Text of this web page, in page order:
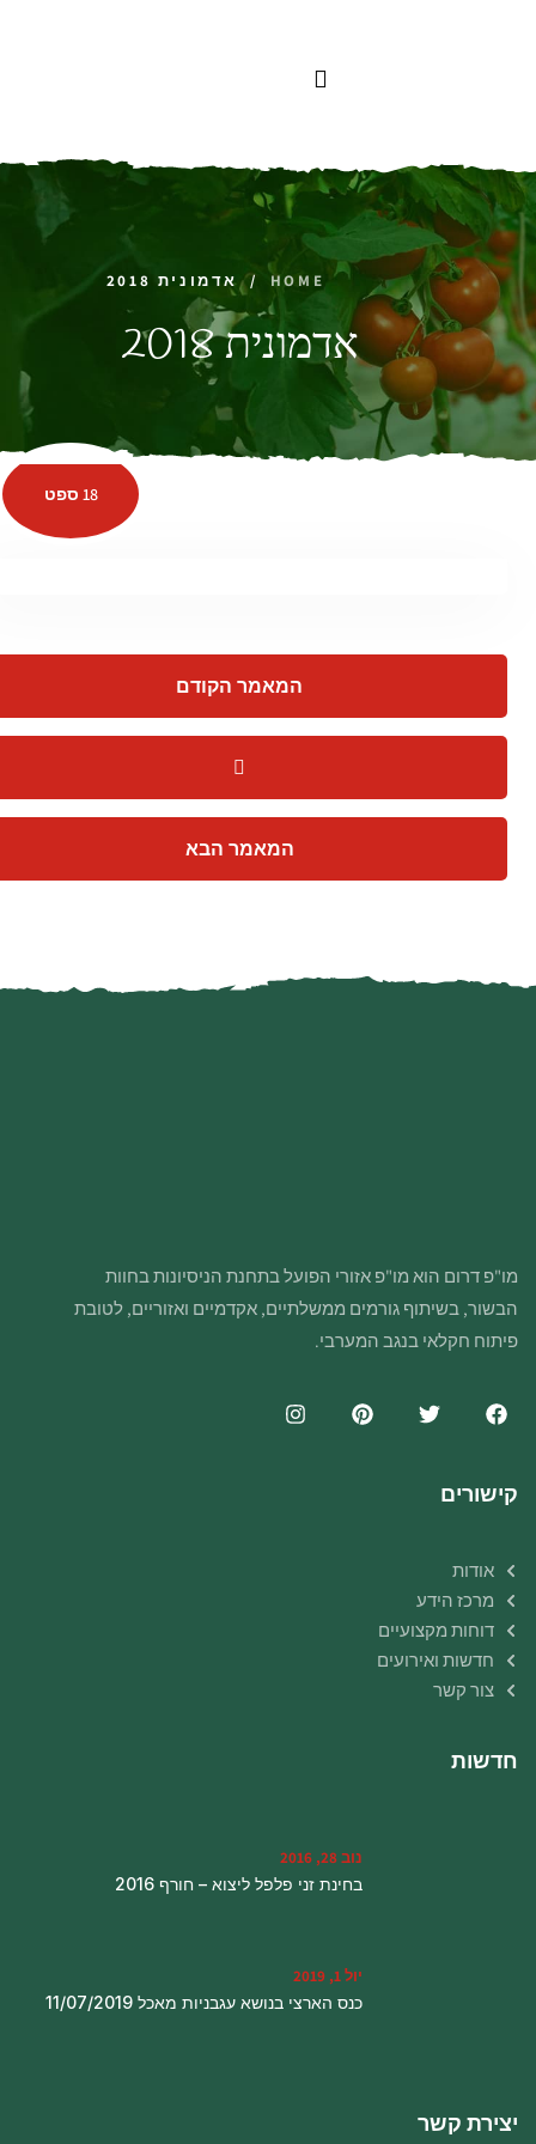
HOME
/ אדמונית 2018
אדמונית 2018
18 ספט
המאמר הקודם
המאמר הבא
מו"פ דרום הוא מו"פ אזורי הפועל בתחנת הניסיונות בחוות
הבשור, בשיתוף גורמים ממשלתיים, אקדמיים ואזוריים, לטובת
פיתוח חקלאי בנגב המערבי.
קישורים
אודות
מרכז הידע
דוחות מקצועיים
חדשות ואירועים
צור קשר
חדשות
נוב 28, 2016
בחינת זני פלפל ליצוא – חורף 2016
יול 1, 2019
כנס הארצי בנושא עגבניות מאכל 11/07/2019
יצירת קשר